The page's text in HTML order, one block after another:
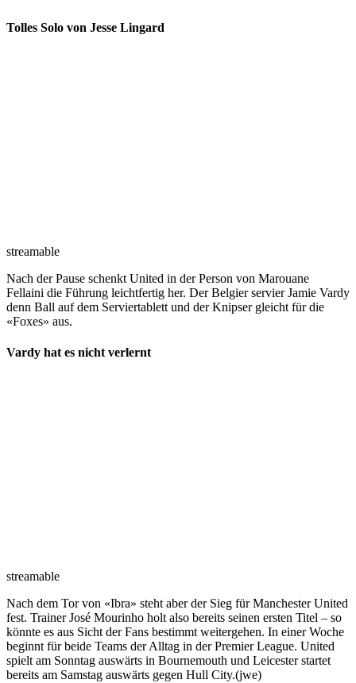
Tolles Solo von Jesse Lingard
streamable
Nach der Pause schenkt United in der Person von Marouane
Fellaini die Führung leichtfertig her. Der Belgier servier Jamie Vardy
denn Ball auf dem Serviertablett und der Knipser gleicht für die
«Foxes» aus.
Vardy hat es nicht verlernt
streamable
Nach dem Tor von «Ibra» steht aber der Sieg für Manchester United
fest. Trainer José Mourinho holt also bereits seinen ersten Titel – so
könnte es aus Sicht der Fans bestimmt weitergehen. In einer Woche
beginnt für beide Teams der Alltag in der Premier League. United
spielt am Sonntag auswärts in Bournemouth und Leicester startet
bereits am Samstag auswärts gegen Hull City.(jwe)